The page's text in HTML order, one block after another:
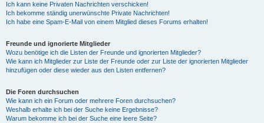
Ich kann keine Privaten Nachrichten verschicken!
Ich bekomme ständig unerwünschte Private Nachrichten!
Ich habe eine Spam-E-Mail von einem Mitglied dieses Forums erhalten!
Freunde und ignorierte Mitglieder
Wozu benötige ich die Listen der Freunde und ignorierten Mitglieder?
Wie kann ich Mitglieder zur Liste der Freunde oder zur Liste der ignorierten Mitglieder
hinzufügen oder diese wieder aus den Listen entfernen?
Die Foren durchsuchen
Wie kann ich ein Forum oder mehrere Foren durchsuchen?
Weshalb erhalte ich bei der Suche keine Ergebnisse?
Warum bekomme ich bei der Suche eine leere Seite?